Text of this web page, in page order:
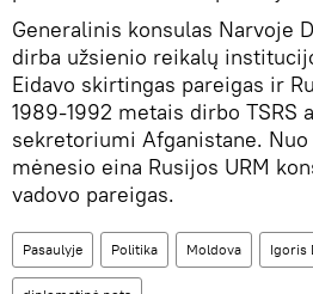
Generalinis konsulas Narvoje
dirba užsienio reikalų
Eidavo skirtingas pareigas ir
1989-1992 metais dirbo TSRS
sekretoriumi Afganistane.
mėnesio eina Rusijos URM
vadovo pareigas.
Pasaulyje Politika Moldova Igoris